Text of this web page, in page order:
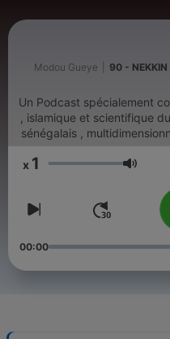
Modou Gueye 90 -
Un Podcast spécialement
, islamique et scientifique
עוצמת שמע 1
00:00